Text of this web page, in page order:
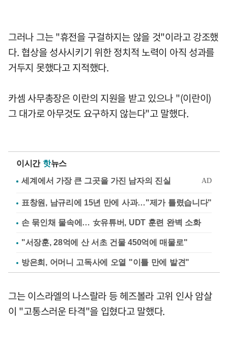
그러나 그는 "휴전을 구걸하지는 않을 것"이라고 강조했
다. 협상을 성사시키기 위한 정치적 노력이 아직 성과를
거두지 못했다고 지적했다.
카셈 사무총장은 이란의 지원을 받고 있으나 "(이란이)
그 대가로 아무것도 요구하지 않는다"고 말했다.
이시간 핫뉴스
표창원, 남규리에 15년 만에 사과…"제가 틀렸습니다"
손 묶인채 물속에… 女유튜버, UDT 훈련 완벽 소화
"서장훈, 28억에 산 서초 건물 450억에 매물로"
방은희, 어머니 고독사에 오열 "이틀 만에 발견"
그는 이스라엘의 나스랄라 등 헤즈볼라 고위 인사 암살
이 "고통스러운 타격"을 입혔다고 말했다.